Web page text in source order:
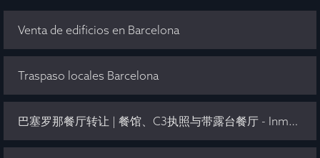
Venta de edificios en Barcelona
Traspaso locales Barcelona
巴塞罗那餐厅转让 | 餐馆、C3执照与带露台餐厅 - Inmo Olaya